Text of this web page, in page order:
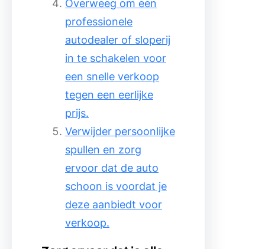
Overweeg om een
professionele
autodealer of sloperij
in te schakelen voor
een snelle verkoop
tegen een eerlijke
prijs.
Verwijder persoonlijke
spullen en zorg
ervoor dat de auto
schoon is voordat je
deze aanbiedt voor
verkoop.